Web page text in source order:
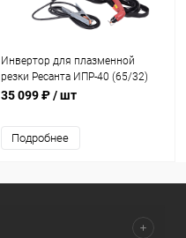
Инвертор для плазменной
резки Ресанта ИПР-40 (65/32)
35 099 ₽/ шт
Подробнее